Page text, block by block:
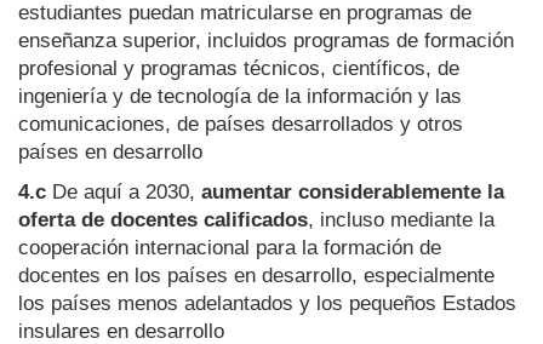
estudiantes puedan matricularse en programas de
enseñanza superior, incluidos programas de formación
profesional y programas técnicos, científicos, de
ingeniería y de tecnología de la información y las
comunicaciones, de países desarrollados y otros
países en desarrollo
4.c De aquí a 2030, aumentar considerablemente la
oferta de docentes calificados, incluso mediante la
cooperación internacional para la formación de
docentes en los países en desarrollo, especialmente
los países menos adelantados y los pequeños Estados
insulares en desarrollo